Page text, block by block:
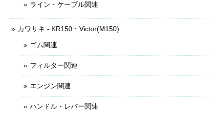
ライン・ケーブル関連
カワサキ - KR150・Victor(M150)
ゴム関連
フィルター関連
エンジン関連
ハンドル・レバー関連